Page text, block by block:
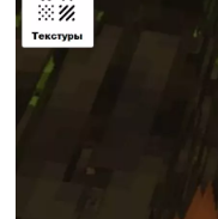
Валюта
Конечно, в России вряд
Поэтому авторы
тратить и хранить с
Но пользователям